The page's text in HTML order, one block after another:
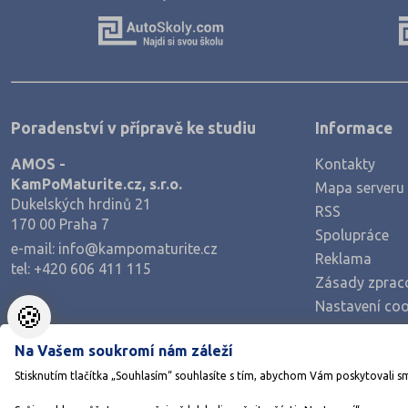
Zemědělství a lesnictví
Policejní a vojenské obory
Právo
Zdravotnické obory
Pedagogika a sociální péče
Umělecké obory
Šance na přijetí
Poradenství v přípravě ke studiu
AMOS -
KamPoMaturite.cz, s.r.o.
Dukelských hrdinů 21
170 00 Praha 7
e-mail: info@kampomaturite.cz
tel: +420 606 411 115
Informace
Kontakty
Mapa serveru
RSS
Spolupráce
Reklama
Zásady
Nastavení
🍪
Na Vašem soukromí nám záleží
Stisknutím tlačítka „Souhlasím“ souhlasíte s tím, abychom Vám poskytovali